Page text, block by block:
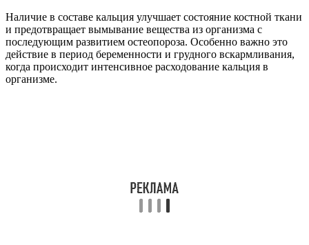
Наличие в составе кальция улучшает состояние костной ткани
и предотвращает вымывание вещества из организма с
последующим развитием остеопороза. Особенно важно это
действие в период беременности и грудного вскармливания,
когда происходит интенсивное расходование кальция в
организме.